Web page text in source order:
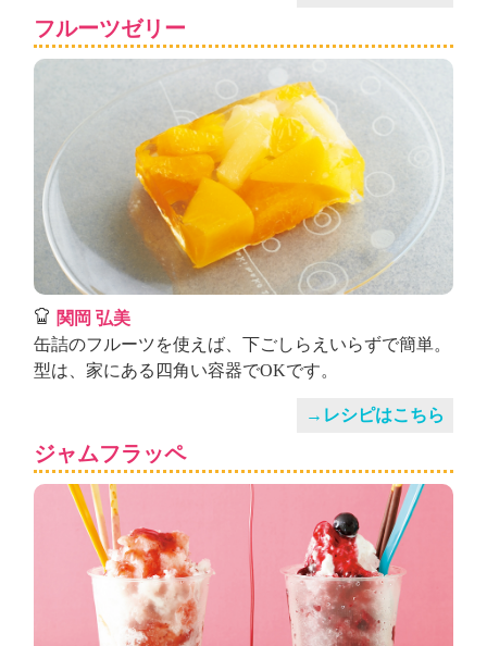
フルーツゼリー
関岡 弘美
缶詰のフルーツを使えば、下ごしらえいらずで簡単。
型は、家にある四角い容器でOKです。
→レシピはこちら
ジャムフラッペ